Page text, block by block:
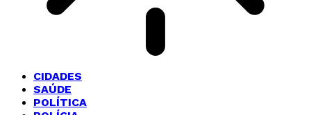
CIDADES
SAÚDE
POLÍTICA